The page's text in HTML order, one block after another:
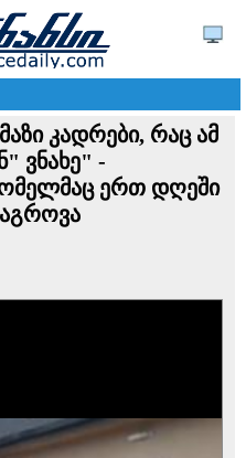
კადრები, რაც ამ
ვნახე" -
ერთ დღეში